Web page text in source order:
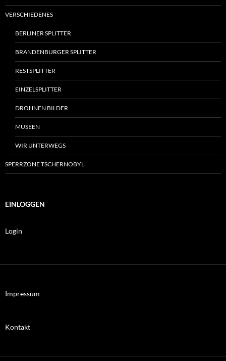
VERSCHIEDENES
BERLINER SPLITTER
BRANDENBURGER SPLITTER
RESTSPLITTER
EINZELSPLITTER
DROHNEN BILDER
MUSEEN
WIR UNTERWEGS
SPERRZONE TSCHERNOBYL
EINLOGGEN
Login
Impressum
Kontakt